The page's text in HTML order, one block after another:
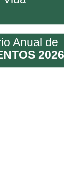
Anual de
2026